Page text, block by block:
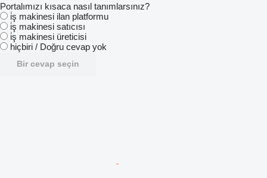
Portalımızı kısaca nasıl tanımlarsınız?
i̇ş makinesi ilan platformu
i̇ş makinesi satıcısı
i̇ş makinesi üreticisi
hiçbiri / Doğru cevap yok
Bir cevap seçin